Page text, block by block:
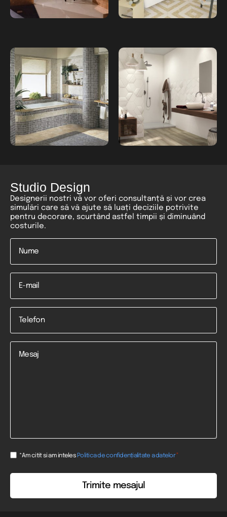
Studio Design
Designerii nostri vă vor oferi consultanță și vor crea
simulări care să vă ajute să luați deciziile potrivite
pentru decorare, scurtând astfel timpii și diminuând
costurile.
Nume
Email
Telefon
Mesaj
Consent
*Am citit si am inteles Politica de confidențialitate a datelor*